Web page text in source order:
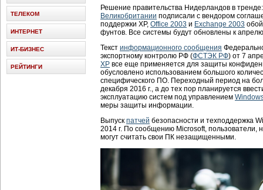
Решение правительства Нидерландов в
Великобритании подписали с вендором
поддержки XP, Office 2003 и Exchange 2003
фунтов. Все системы будут обновлены к апрелю
Текст информационного сообщения
экспортному контролю РФ (ФСТЭК РФ) от 7
XP все еще применяется для защиты
обусловлено использованием большого
специфического ПО. Переходный период на
декабря 2016 г., а до тех пор планируется
эксплуатацию систем под управлением
меры защиты информации.
Выпуск патчей безопасности и техподдержка
2014 г. По сообщению Microsoft, пользователи,
могут считать свои ПК незащищенными.
ТЕЛЕКОМ
ИНТЕРНЕТ
ИТ-БИЗНЕС
РЕЙТИНГИ